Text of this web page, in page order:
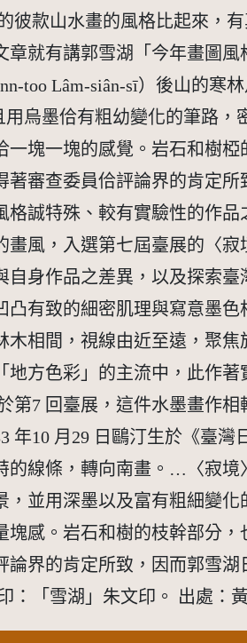
彼款山水畫的風格比起來，
章就有講郭雪湖「今年畫圖
too Lâm-siân-sī）後山的寒
用烏墨佮有粗幼變化的筆路，
一塊一塊的感覺。岩石和樹
著審查委員佮評論界的肯定
格誠特殊、較有實驗性的作
畫風，入選第七屆臺展的〈
自身作品之差異，以及探索
凸有致的細密肌理與寫意墨
木相間，視線由近至遠，聚
地方色彩」的主流中，此作
第7 回臺展，這件水墨畫作
年10 月29 日鷗汀生於《臺
的線條，轉向南畫。…〈寂境
，並用深墨以及富有粗細變
塊感。岩石和樹的枝幹部分
論界的肯定所致，因而郭雪
：「雪湖」朱文印。 出處：